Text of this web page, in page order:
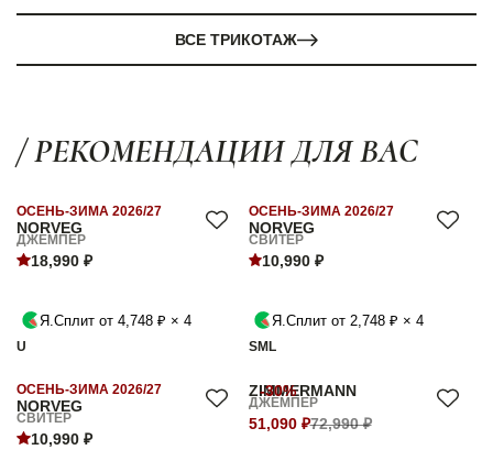
ВСЕ ТРИКОТАЖ
/ РЕКОМЕНДАЦИИ ДЛЯ ВАС
NORVEG
ОСЕНЬ-ЗИМА 2026/27
ДЖЕМПЕР
18,990 ₽
Я.Сплит от 4,748 ₽ × 4
U
NORVEG
ОСЕНЬ-ЗИМА 2026/27
СВИТЕР
10,990 ₽
Я.Сплит от 2,748 ₽ × 4
SM L
NORVEG
ОСЕНЬ-ЗИМА 2026/27
СВИТЕР
10,990 ₽
-30%
ZIMMERMANN
ДЖЕМПЕР
51,090 ₽72,990 ₽